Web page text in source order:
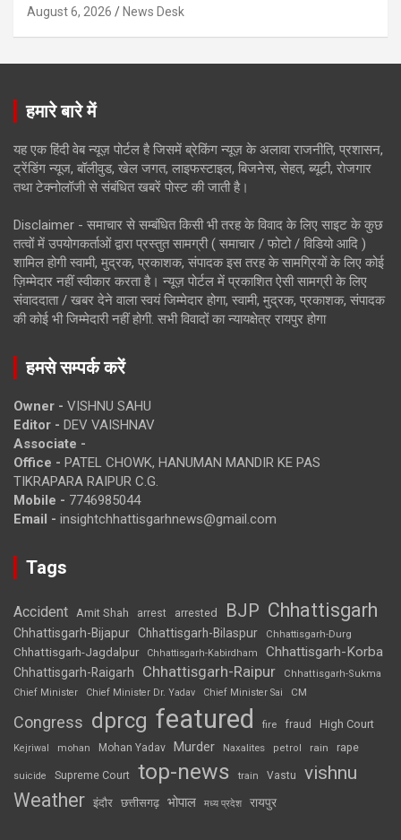
August 6, 2026 News Desk
हमारे बारे में
यह एक हिंदी वेब न्यूज़ पोर्टल है जिसमें ब्रेकिंग न्यूज़ के अलावा राजनीति, प्रशासन,
ट्रेंडिंग न्यूज, बॉलीवुड, खेल जगत, लाइफस्टाइल, बिजनेस, सेहत, ब्यूटी, रोजगार
तथा टेक्नोलॉजी से संबंधित खबरें पोस्ट की जाती है।
Disclaimer - समाचार से सम्बंधित किसी भी तरह के विवाद के लिए साइट के कुछ
तत्वों में उपयोगकर्ताओं द्वारा प्रस्तुत सामग्री ( समाचार / फोटो / विडियो आदि )
शामिल होगी स्वामी, मुद्रक, प्रकाशक, संपादक इस तरह के सामग्रियों के लिए कोई
ज़िम्मेदार नहीं स्वीकार करता है। न्यूज़ पोर्टल में प्रकाशित ऐसी सामग्री के लिए
संवाददाता / खबर देने वाला स्वयं जिम्मेदार होगा, स्वामी, मुद्रक, प्रकाशक, संपादक
की कोई भी जिम्मेदारी नहीं होगी. सभी विवादों का न्यायक्षेत्र रायपुर होगा
हमसे सम्पर्क करें
Owner - VISHNU SAHU
Editor - DEV VAISHNAV
Associate -
Office - PATEL CHOWK, HANUMAN MANDIR KE PAS
TIKRAPARA RAIPUR C.G.
Mobile - 7746985044
Email - insightchhattisgarhnews@gmail.com
Tags
Accident Amit Shah arrest arrested BJP Chhattisgarh
Chhattisgarh-Bijapur Chhattisgarh-Bilaspur Chhattisgarh-Durg
Chhattisgarh-Jagdalpur Chhattisgarh-Kabirdham Chhattisgarh-Korba
Chhattisgarh-Raigarh Chhattisgarh-Raipur
Chhattisgarh-Sukma
Chief Minister
Chief Minister Dr. Yadav Chief Minister Sai CM
Congress dprcg featured fire fraud High Court
Kejriwal mohan Mohan Yadav Murder Naxalites petrol rain rape
suicide Supreme Court top-news train Vastu vishnu
Weather इंदौर छत्तीसगढ़ भोपाल मध्य प्रदेश रायपुर